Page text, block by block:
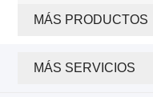
MÁS PRODUCTOS
MÁS SERVICIOS